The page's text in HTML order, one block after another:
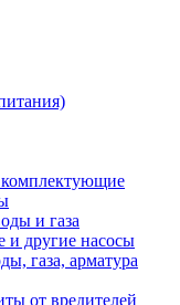
и газа
и другие насосы
газа, арматура
от вредителей